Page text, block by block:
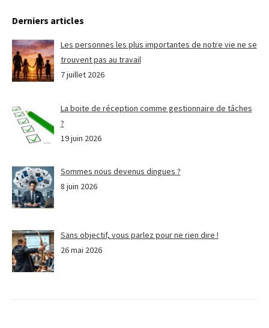
Derniers articles
Les personnes les plus importantes de notre vie ne se
trouvent pas au travail
7 juillet 2026
La boite de réception comme gestionnaire de tâches
?
19 juin 2026
Sommes nous devenus dingues ?
8 juin 2026
Sans objectif, vous parlez pour ne rien dire !
26 mai 2026